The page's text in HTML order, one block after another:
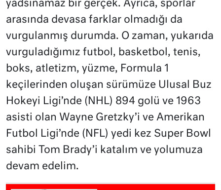
yadsınamaz bir gerçek. Ayrıca, sporlar
arasında devasa farklar olmadığı da
vurgulanmış durumda. O zaman, yukarıda
vurguladığımız futbol, basketbol, tenis,
boks, atletizm, yüzme, Formula 1
keçilerinden oluşan sürümüze Ulusal Buz
Hokeyi Ligi’nde (NHL) 894 golü ve 1963
asisti olan Wayne Gretzky’i ve Amerikan
Futbol Ligi’nde (NFL) yedi kez Super Bowl
sahibi Tom Brady’i katalım ve yolumuza
devam edelim.